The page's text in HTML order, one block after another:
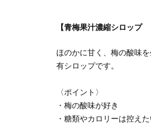
【青梅果汁濃縮シロップ
ほのかに甘く、梅の酸味
有シロップです。
〈ポイント〉
・梅の酸味が好き
・糖類やカロリーは控え